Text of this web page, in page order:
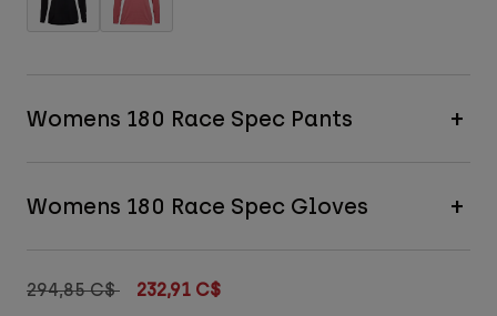
Womens 180 Race Spec Pants
Womens 180 Race Spec Gloves
Price reduced from
294,85 C$to232,91 C$